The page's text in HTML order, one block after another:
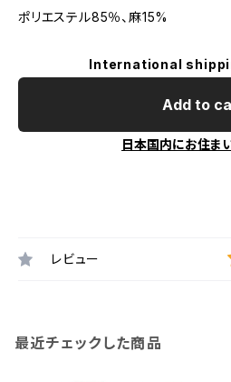
ポリエステル85％、麻15%
International
Add to
日本国内にお住ま
レビュー
最近チェックした商品